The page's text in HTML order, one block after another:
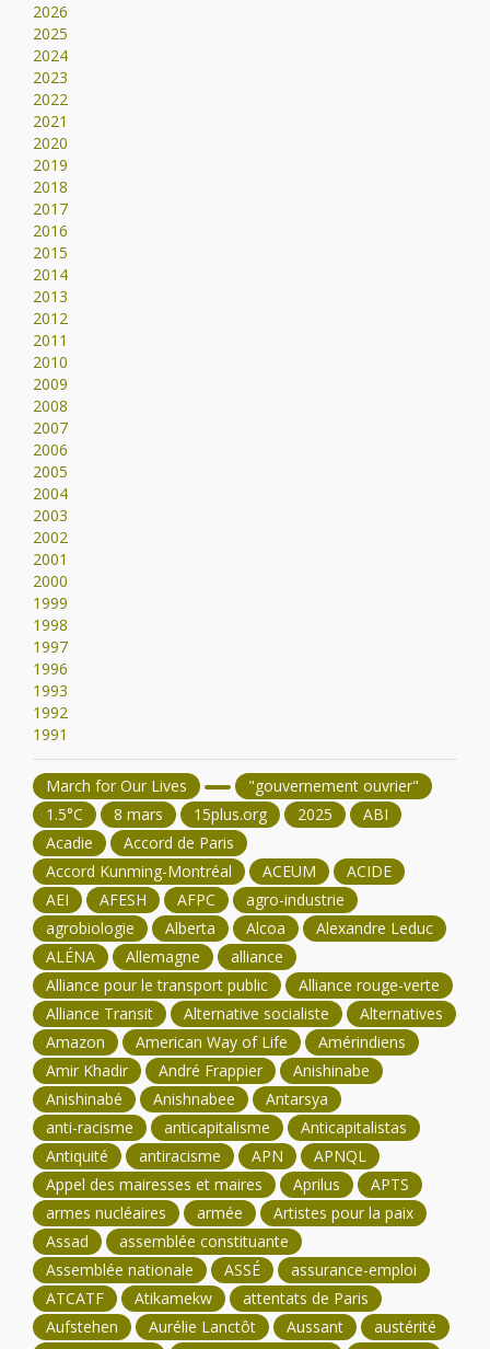
2026
2025
2024
2023
2022
2021
2020
2019
2018
2017
2016
2015
2014
2013
2012
2011
2010
2009
2008
2007
2006
2005
2004
2003
2002
2001
2000
1999
1998
1997
1996
1993
1992
1991
March for Our Lives
"gouvernement ouvrier"
1.5°C
8 mars 15plus.org 2025
ABI
Acadie
Accord de Paris
Accord Kunming-Montréal
ACEUM
ACIDE
AEI
AFESH AFPC
agro-industrie
agrobiologie
Alberta Alcoa
Alexandre Leduc
ALÉNA
Allemagne
alliance
Alliance pour le transport public
Alliance rouge-verte
Alliance Transit
Alternative socialiste
Alternatives
Amazon
American Way of Life
Amérindiens
Amir Khadir
André Frappier
Anishinabe
Anishinabé
Anishnabee
Antarsya
anti-racisme
anticapitalisme
Anticapitalistas
Antiquité
antiracisme APN
APNQL
Appel des mairesses et maires
Aprilus
APTS
armes nucléaires
armée
Artistes pour la paix
Assad
assemblée constituante
Assemblée nationale
ASSÉ
assurance-emploi
ATCATF
Atikamekw
attentats de Paris
Aufstehen
Aurélie Lanctôt Aussant
austérité